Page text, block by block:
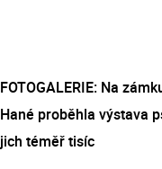
FOTOGALERIE: Na
Hané proběhla výstava
jich téměř tisíc